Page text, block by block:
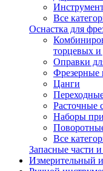
Все
Оснастка для
торцевых
Оправки
Фрезерные
Цанги
Расточные
Наборы
Все
Запасные части
Измерительный